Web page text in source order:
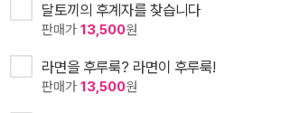
달토끼의 후계자를 찾습니다
판매가 13,500원
라면을 후루룩? 라면이 후루룩!
판매가 13,500원